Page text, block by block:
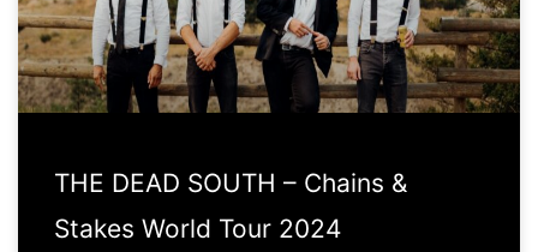
THE DEAD SOUTH – Chains &
Stakes World Tour 2024